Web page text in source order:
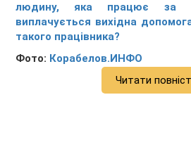
людину, яка працює за
виплачується вихідна
такого працівника?
Фото: Корабелов.ИНФО
Читати